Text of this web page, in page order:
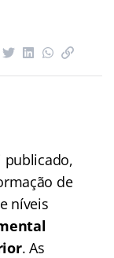
de
níveis
. As